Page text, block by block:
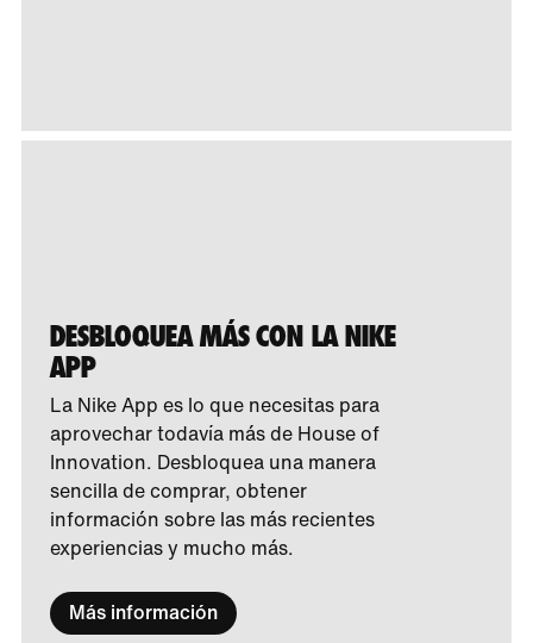
DESBLOQUEA MÁS CON LA NIKE
APP
La Nike App es lo que necesitas para
aprovechar todavía más de House of
Innovation. Desbloquea una manera
sencilla de comprar, obtener
información sobre las más recientes
experiencias y mucho más.
Más información